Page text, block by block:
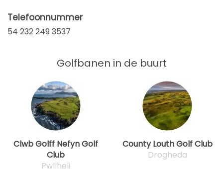
Telefoonnummer
54 232 249 3537
Golfbanen in de buurt
Clwb Golff Nefyn Golf
Club
Pwllheli
County Louth Golf Club
Drogheda